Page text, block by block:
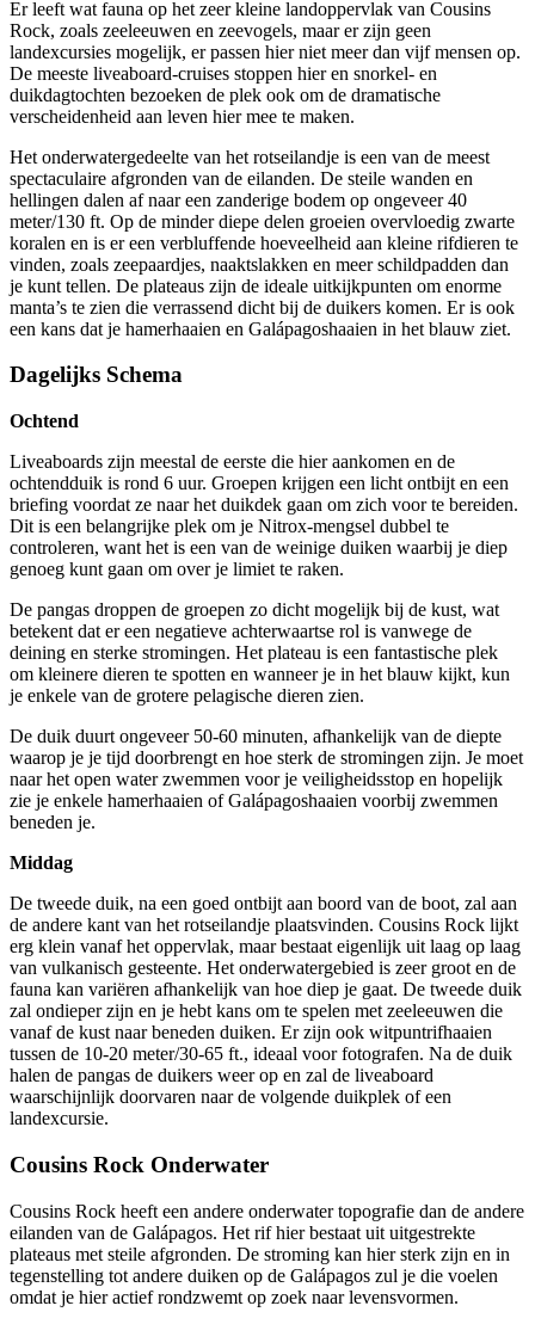
Er leeft wat fauna op het zeer kleine landoppervlak van Cousins
Rock, zoals zeeleeuwen en zeevogels, maar er zijn geen
landexcursies mogelijk, er passen hier niet meer dan vijf mensen op.
De meeste liveaboard-cruises stoppen hier en snorkel- en
duikdagtochten bezoeken de plek ook om de dramatische
verscheidenheid aan leven hier mee te maken.
Het onderwatergedeelte van het rotseilandje is een van de meest
spectaculaire afgronden van de eilanden. De steile wanden en
hellingen dalen af naar een zanderige bodem op ongeveer 40
meter/130 ft. Op de minder diepe delen groeien overvloedig zwarte
koralen en is er een verbluffende hoeveelheid aan kleine rifdieren te
vinden, zoals zeepaardjes, naaktslakken en meer schildpadden dan
je kunt tellen. De plateaus zijn de ideale uitkijkpunten om enorme
manta’s te zien die verrassend dicht bij de duikers komen. Er is ook
een kans dat je hamerhaaien en Galápagoshaaien in het blauw ziet.
Dagelijks Schema
Ochtend
Liveaboards zijn meestal de eerste die hier aankomen en de
ochtendduik is rond 6 uur. Groepen krijgen een licht ontbijt en een
briefing voordat ze naar het duikdek gaan om zich voor te bereiden.
Dit is een belangrijke plek om je Nitrox-mengsel dubbel te
controleren, want het is een van de weinige duiken waarbij je diep
genoeg kunt gaan om over je limiet te raken.
De pangas droppen de groepen zo dicht mogelijk bij de kust, wat
betekent dat er een negatieve achterwaartse rol is vanwege de
deining en sterke stromingen. Het plateau is een fantastische plek
om kleinere dieren te spotten en wanneer je in het blauw kijkt, kun
je enkele van de grotere pelagische dieren zien.
De duik duurt ongeveer 50-60 minuten, afhankelijk van de diepte
waarop je je tijd doorbrengt en hoe sterk de stromingen zijn. Je moet
naar het open water zwemmen voor je veiligheidsstop en hopelijk
zie je enkele hamerhaaien of Galápagoshaaien voorbij zwemmen
beneden je.
Middag
De tweede duik, na een goed ontbijt aan boord van de boot, zal aan
de andere kant van het rotseilandje plaatsvinden. Cousins Rock lijkt
erg klein vanaf het oppervlak, maar bestaat eigenlijk uit laag op laag
van vulkanisch gesteente. Het onderwatergebied is zeer groot en de
fauna kan variëren afhankelijk van hoe diep je gaat. De tweede duik
zal ondieper zijn en je hebt kans om te spelen met zeeleeuwen die
vanaf de kust naar beneden duiken. Er zijn ook witpuntrifhaaien
tussen de 10-20 meter/30-65 ft., ideaal voor fotografen. Na de duik
halen de pangas de duikers weer op en zal de liveaboard
waarschijnlijk doorvaren naar de volgende duikplek of een
landexcursie.
Cousins Rock Onderwater
Cousins Rock heeft een andere onderwater topografie dan de andere
eilanden van de Galápagos. Het rif hier bestaat uit uitgestrekte
plateaus met steile afgronden. De stroming kan hier sterk zijn en in
tegenstelling tot andere duiken op de Galápagos zul je die voelen
omdat je hier actief rondzwemt op zoek naar levensvormen.